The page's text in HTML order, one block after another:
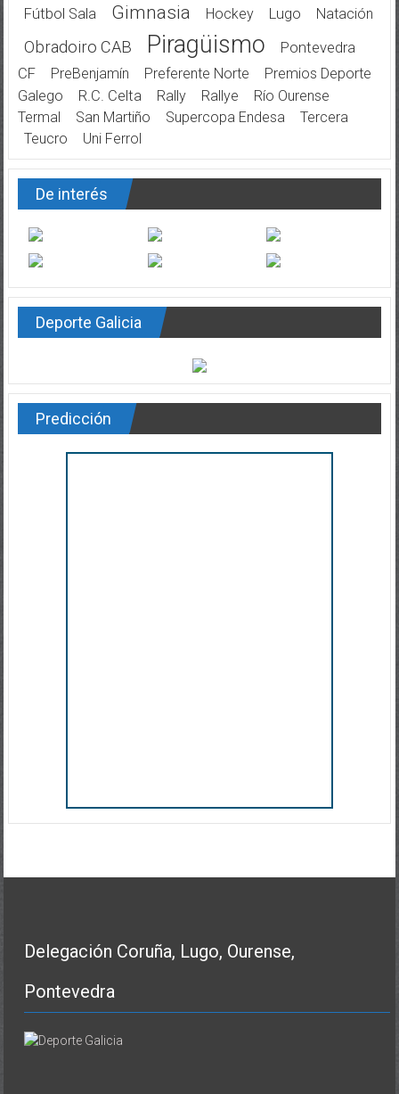
Fútbol Sala Gimnasia Hockey Lugo Natación
Obradoiro CAB Piragüismo
Pontevedra
CF
PreBenjamín Preferente Norte
Premios Deporte
Galego
R.C. Celta Rally Rallye
Río Ourense
Termal
San Martiño Supercopa Endesa
Tercera
Teucro
Uni Ferrol
De interés
Deporte Galicia
Predicción
Delegación Coruña, Lugo, Ourense,
Pontevedra